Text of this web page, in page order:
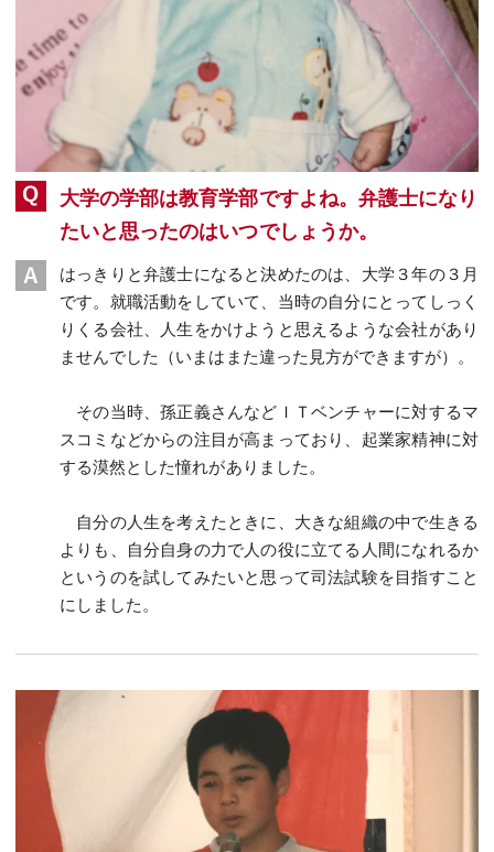
大学の学部は教育学部ですよね。弁護士になり
たいと思ったのはいつでしょうか。
はっきりと弁護士になると決めたのは、大学３年の３月
です。就職活動をしていて、当時の自分にとってしっく
りくる会社、人生をかけようと思えるような会社があり
ませんでした（いまはまた違った見方ができますが）。
その当時、孫正義さんなどＩＴベンチャーに対するマ
スコミなどからの注目が高まっており、起業家精神に対
する漠然とした憧れがありました。
自分の人生を考えたときに、大きな組織の中で生きる
よりも、自分自身の力で人の役に立てる人間になれるか
というのを試してみたいと思って司法試験を目指すこと
にしました。